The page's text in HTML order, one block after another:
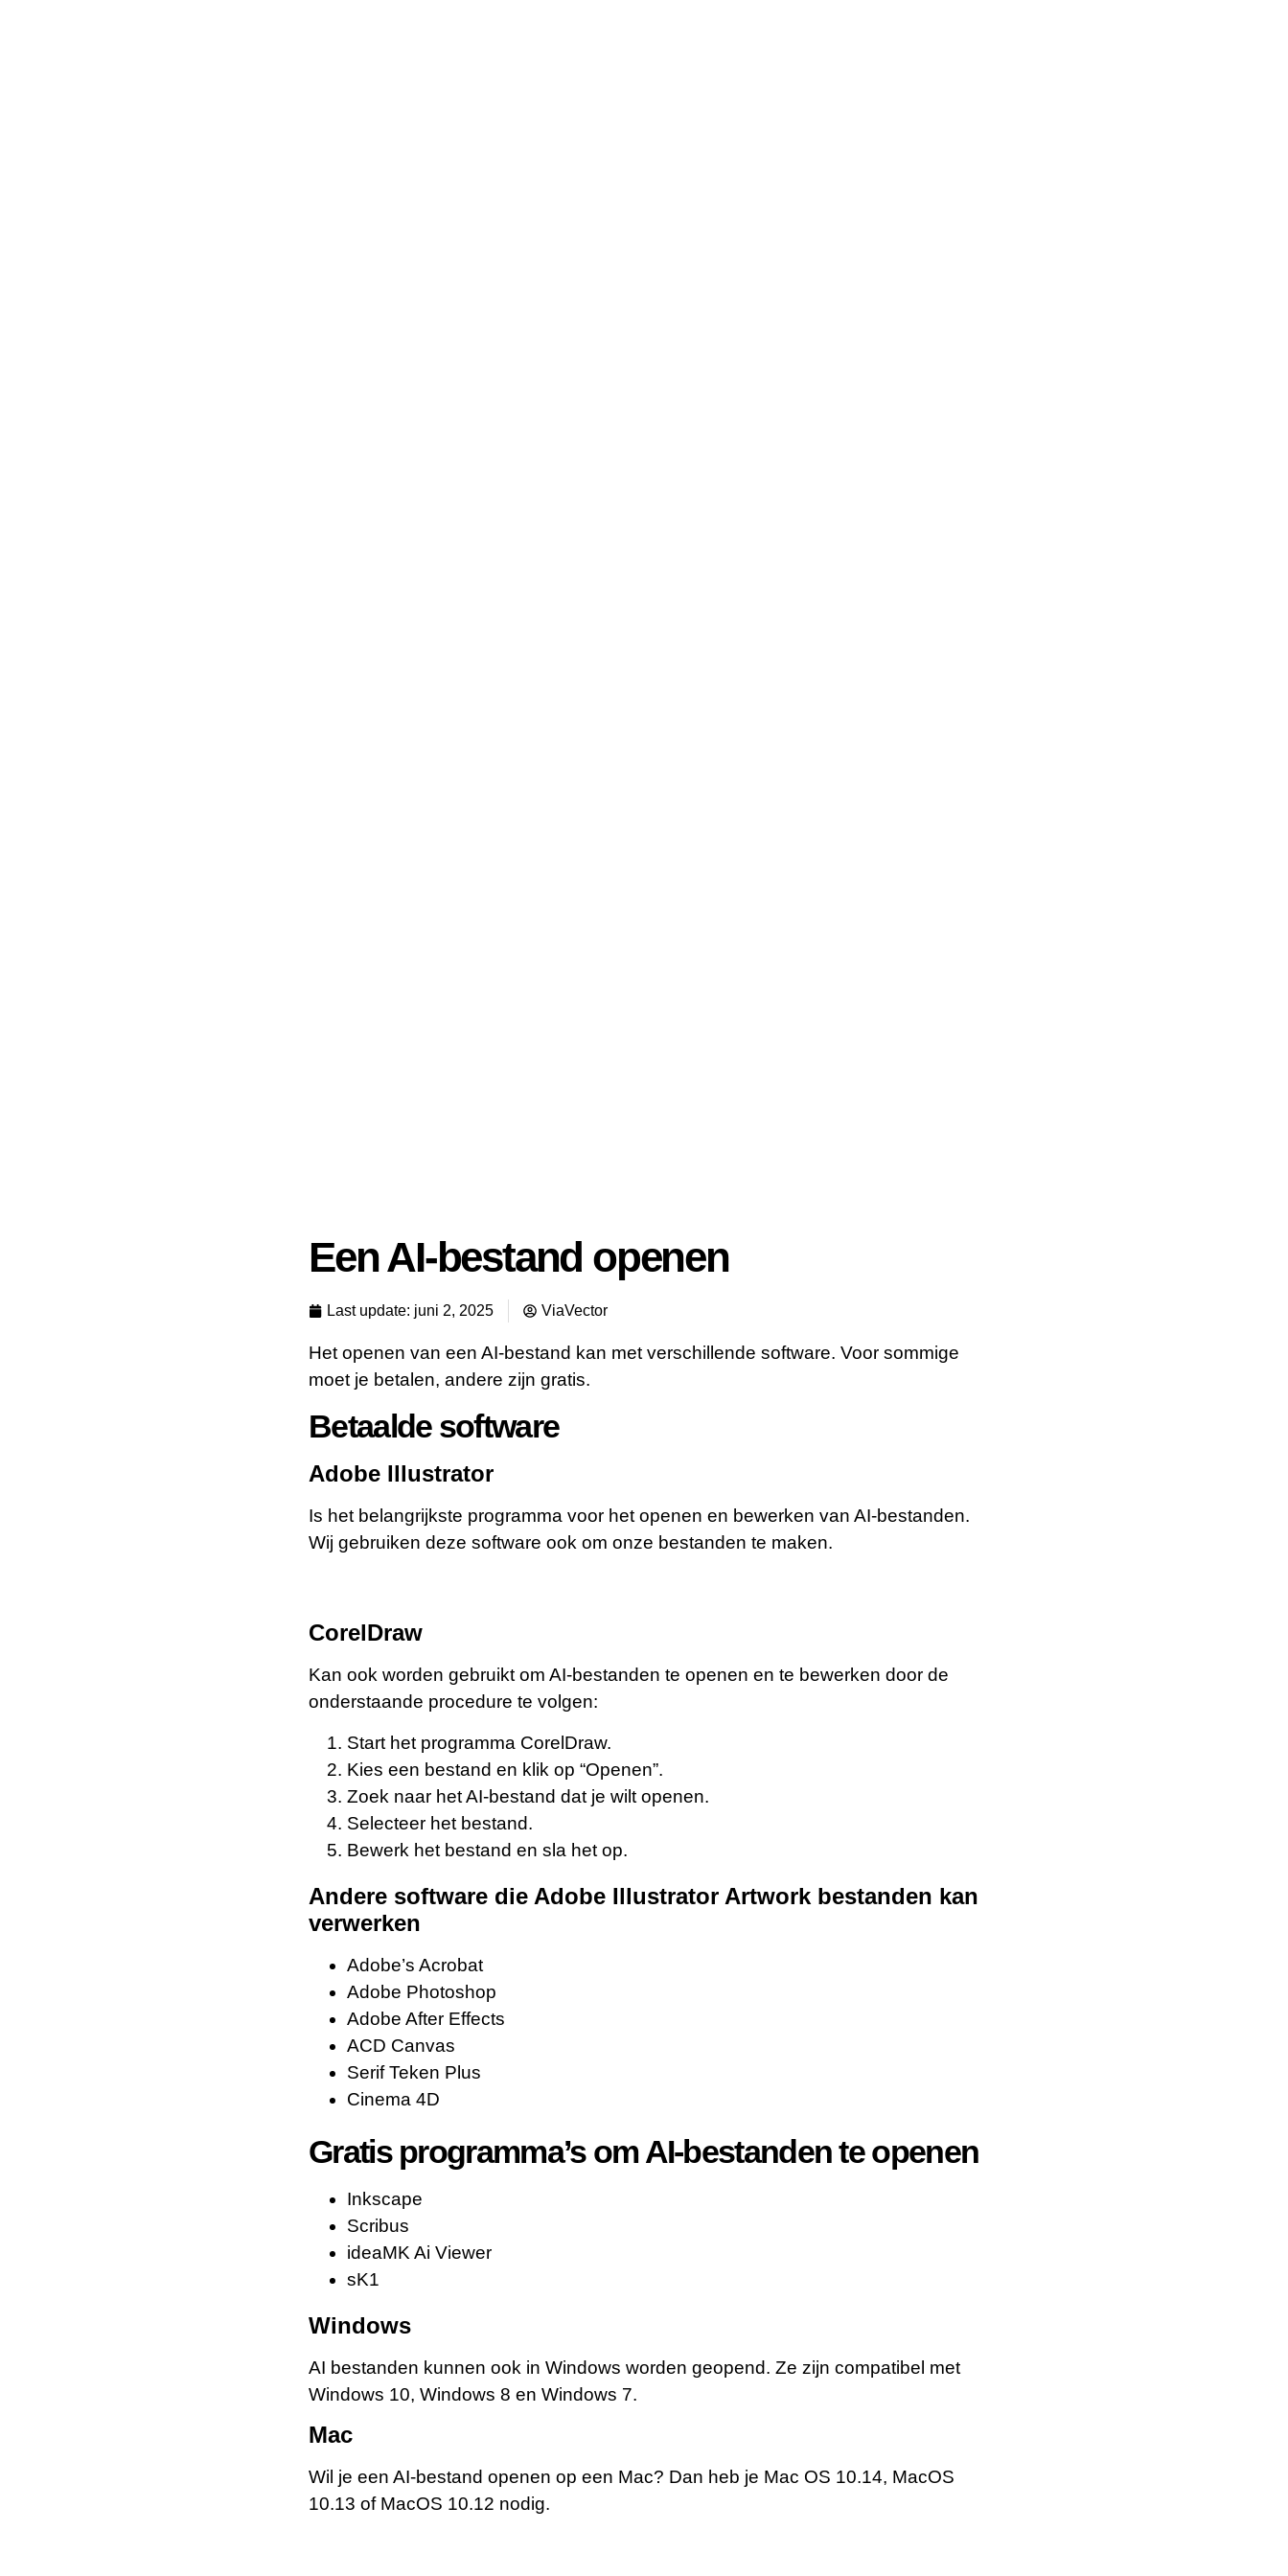
Een AI-bestand openen
Last update: juni 2, 2025 ViaVector
Het openen van een AI-bestand kan met verschillende software. Voor sommige
moet je betalen, andere zijn gratis.
Betaalde software
Adobe Illustrator
Is het belangrijkste programma voor het openen en bewerken van AI-bestanden.
Wij gebruiken deze software ook om onze bestanden te maken.
CorelDraw
Kan ook worden gebruikt om AI-bestanden te openen en te bewerken door de
onderstaande procedure te volgen:
Start het programma CorelDraw.
Kies een bestand en klik op “Openen”.
Zoek naar het AI-bestand dat je wilt openen.
Selecteer het bestand.
Bewerk het bestand en sla het op.
Andere software die Adobe Illustrator Artwork bestanden kan
verwerken
Adobe’s Acrobat
Adobe Photoshop
Adobe After Effects
ACD Canvas
Serif Teken Plus
Cinema 4D
Gratis programma’s om AI-bestanden te openen
Inkscape
Scribus
ideaMK Ai Viewer
sK1
Windows
AI bestanden kunnen ook in Windows worden geopend. Ze zijn compatibel met
Windows 10, Windows 8 en Windows 7.
Mac
Wil je een AI-bestand openen op een Mac? Dan heb je Mac OS 10.14, MacOS
10.13 of MacOS 10.12 nodig.